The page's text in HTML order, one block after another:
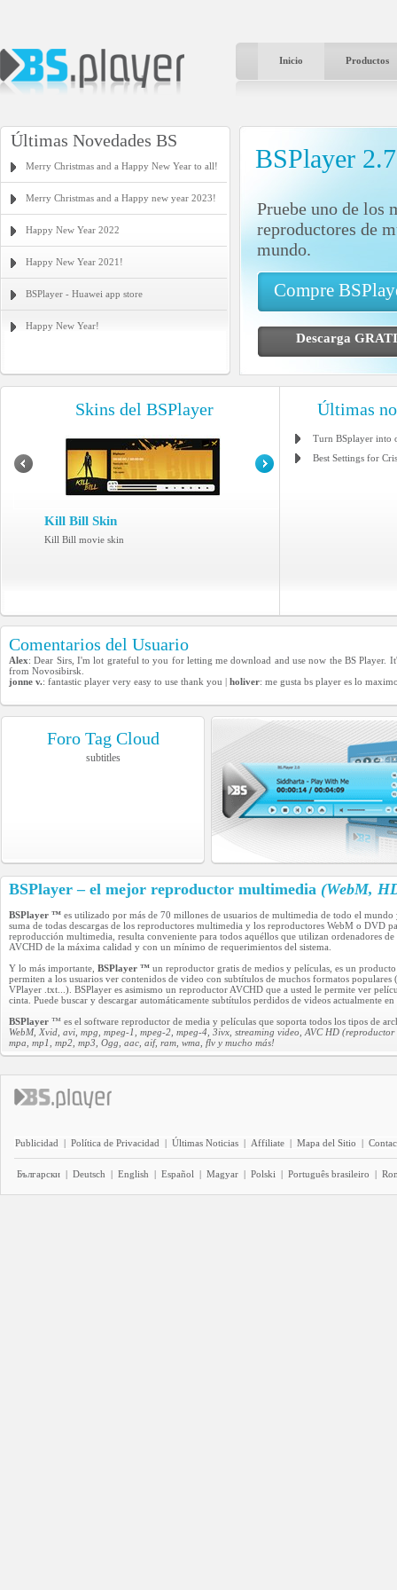
Inicio Productos
Últimas Novedades BS
Merry Christmas and a Happy New Year to all!
Merry Christmas and a Happy new year 2023!
Happy New Year 2022
Happy New Year 2021!
BSPlayer - Huawei app store
Happy New Year!
BSPlayer
Pruebe uno de los
reproductores de
mundo.
Compre
Descarga
Skins del BSPlayer
Kill Bill Skin
Kill Bill movie skin
Últimas
Turn BSplayer into
Best Settings for
Comentarios del Usuario
Alex: Dear Sirs, I'm lot grateful to you for letting me download and use now the BS
from Novosibirsk.
jonne v.: fantastic player very easy to use thank you | holiver: me gusta bs player es lo
Foro Tag Cloud
subtitles
BSPlayer – el mejor reproductor multimedia (WebM,
BSPlayer ™ es utilizado por más de 70 millones de usuarios de multimedia de todo el
suma de todas descargas de los reproductores multimedia y los reproductores WebM o DVD
reproducción multimedia, resulta conveniente para todos aquéllos que utilizan ordenadores
AVCHD de la máxima calidad y con un mínimo de requerimientos del sistema.
Y lo más importante, BSPlayer ™ un reproductor gratis de medios y películas, es un
permiten a los usuarios ver contenidos de video con subtítulos de muchos formatos
VPlayer .txt...). BSPlayer es asimismo un reproductor AVCHD que a usted le permite ver
cinta. Puede buscar y descargar automáticamente subtítulos perdidos de videos actualmente
BSPlayer ™ es el software reproductor de media y películas que soporta todos los tipos de
WebM, Xvid, avi, mpg, mpeg-1, mpeg-2, mpeg-4, 3ivx, streaming video, AVC HD
mpa, mp1, mp2, mp3, Ogg, aac, aif, ram, wma, flv y mucho más!
Publicidad | Política de Privacidad | Últimas Noticias | Affiliate | Mapa del Sitio |
Български | Deutsch | English | Español | Magyar | Polski | Português brasileiro |